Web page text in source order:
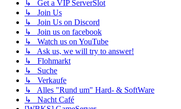
↳ Get a VIP ServerSlot
↳ Join Us
↳ Join Us on Discord
↳ Join us on facebook
↳ Watch us on YouTube
↳ Ask us, we will try to answer!
↳ Flohmarkt
↳ Suche
↳ Verkaufe
↳ Alles "Rund um" Hard- & SoftWare
↳ Nacht Café